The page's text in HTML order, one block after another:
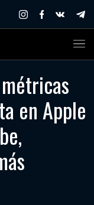
en Apple